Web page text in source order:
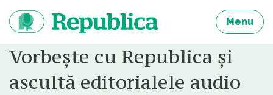
continut
Menu
Vorbește cu Republica și
ascultă editorialele audio